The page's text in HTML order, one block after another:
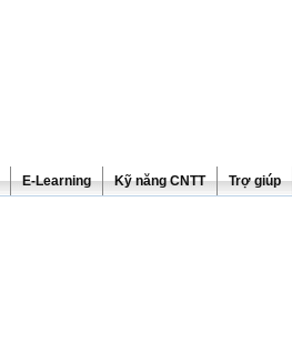
E-Learning Kỹ năng CNTT Trợ giúp